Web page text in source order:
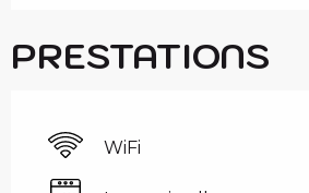
PRESTATIONS
WiFi